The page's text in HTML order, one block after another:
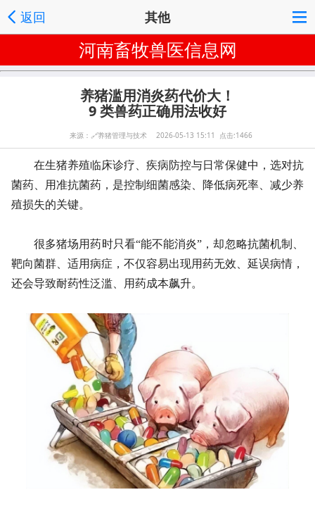
返回 其他
河南畜牧兽医信息网
养猪滥用消炎药代价大！
9 类兽药正确用法收好
来源： 🔗养猪管理与技术 2026-05-13 15:11 点击:1466
在生猪养殖临床诊疗、疾病防控与日常保健中，选对抗
菌药、用准抗菌药，是控制细菌感染、降低病死率、减少养
殖损失的关键。
很多猪场用药时只看“能不能消炎”，却忽略抗菌机制、
靶向菌群、适用病症，不仅容易出现用药无效、延误病情，
还会导致耐药性泛滥、用药成本飙升。